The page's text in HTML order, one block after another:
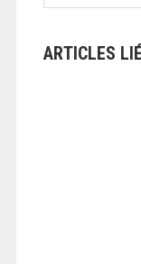
ARTICLES